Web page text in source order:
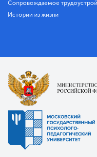
Сопровождаемое
Истории из жизни